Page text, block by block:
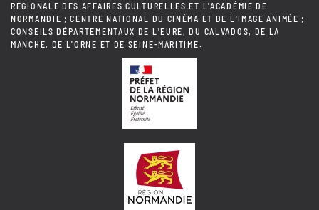
RÉGIONALE DES AFFAIRES CULTURELLES ET L'ACADÉMIE DE
NORMANDIE ; CENTRE NATIONAL DU CINÉMA ET DE L'IMAGE ANIMÉE ;
CONSEILS DÉPARTEMENTAUX DE L'EURE, DU CALVADOS, DE LA
MANCHE, DE L'ORNE ET DE SEINE-MARITIME.